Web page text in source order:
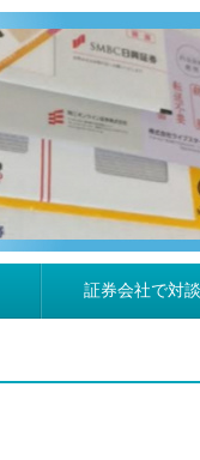
証券会社で対談